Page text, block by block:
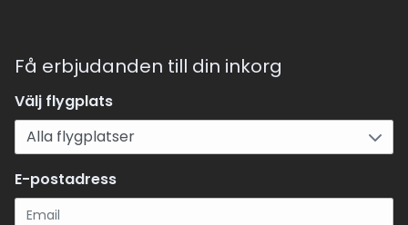
Få erbjudanden till din inkorg
Välj flygplats
E-postadress